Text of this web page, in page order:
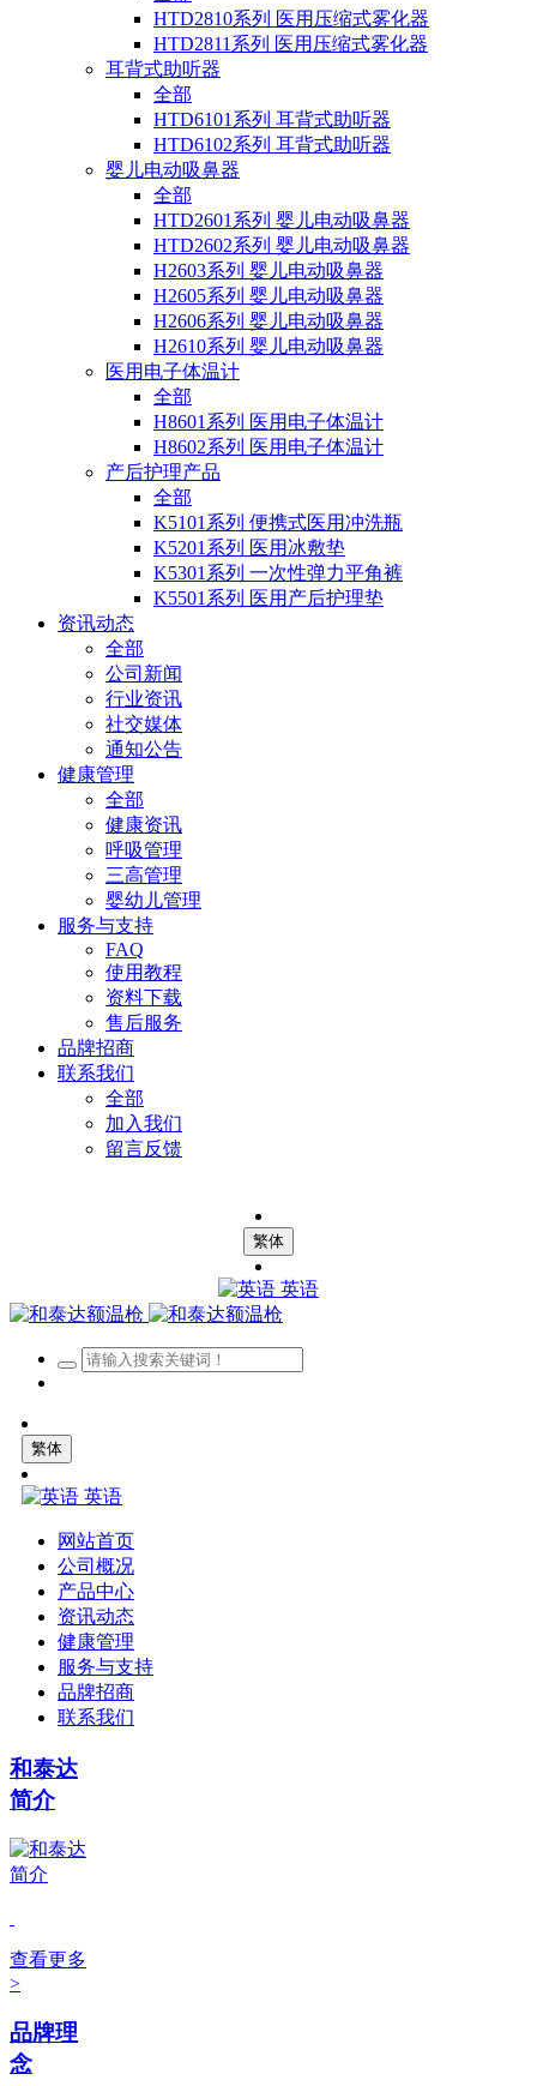
HTD2810系列 医用压缩式雾化器
HTD2811系列 医用压缩式雾化器
耳背式助听器
全部
HTD6101系列 耳背式助听器
HTD6102系列 耳背式助听器
婴儿电动吸鼻器
全部
HTD2601系列 婴儿电动吸鼻器
HTD2602系列 婴儿电动吸鼻器
H2603系列 婴儿电动吸鼻器
H2605系列 婴儿电动吸鼻器
H2606系列 婴儿电动吸鼻器
H2610系列 婴儿电动吸鼻器
医用电子体温计
全部
H8601系列 医用电子体温计
H8602系列 医用电子体温计
产后护理产品
全部
K5101系列 便携式医用冲洗瓶
K5201系列 医用冰敷垫
K5301系列 一次性弹力平角裤
K5501系列 医用产后护理垫
资讯动态
全部
公司新闻
行业资讯
社交媒体
通知公告
健康管理
全部
健康资讯
呼吸管理
三高管理
婴幼儿管理
服务与支持
FAQ
使用教程
资料下载
售后服务
品牌招商
联系我们
全部
加入我们
留言反馈
繁体
英语
繁体
英语
网站首页
公司概况
产品中心
资讯动态
健康管理
服务与支持
品牌招商
联系我们
和泰达
简介
查看更多
>
品牌理
念